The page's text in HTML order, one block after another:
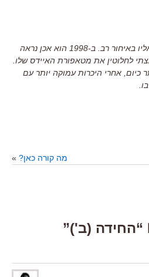
Safe" הוא סרט שהתחברתי אליו באיחור רב. ב-1998 הוא אכן נראה
לחלוטין את מטאפורת האיידס שלו.
אחרי היכרות עמוקה יותר עם
מה קורה כאן? »